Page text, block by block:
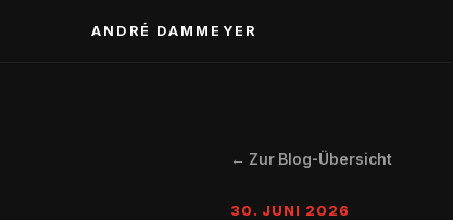
ANDRÉ DAMMEYER
← Zur Blog-Übersicht
30. JUNI 2026